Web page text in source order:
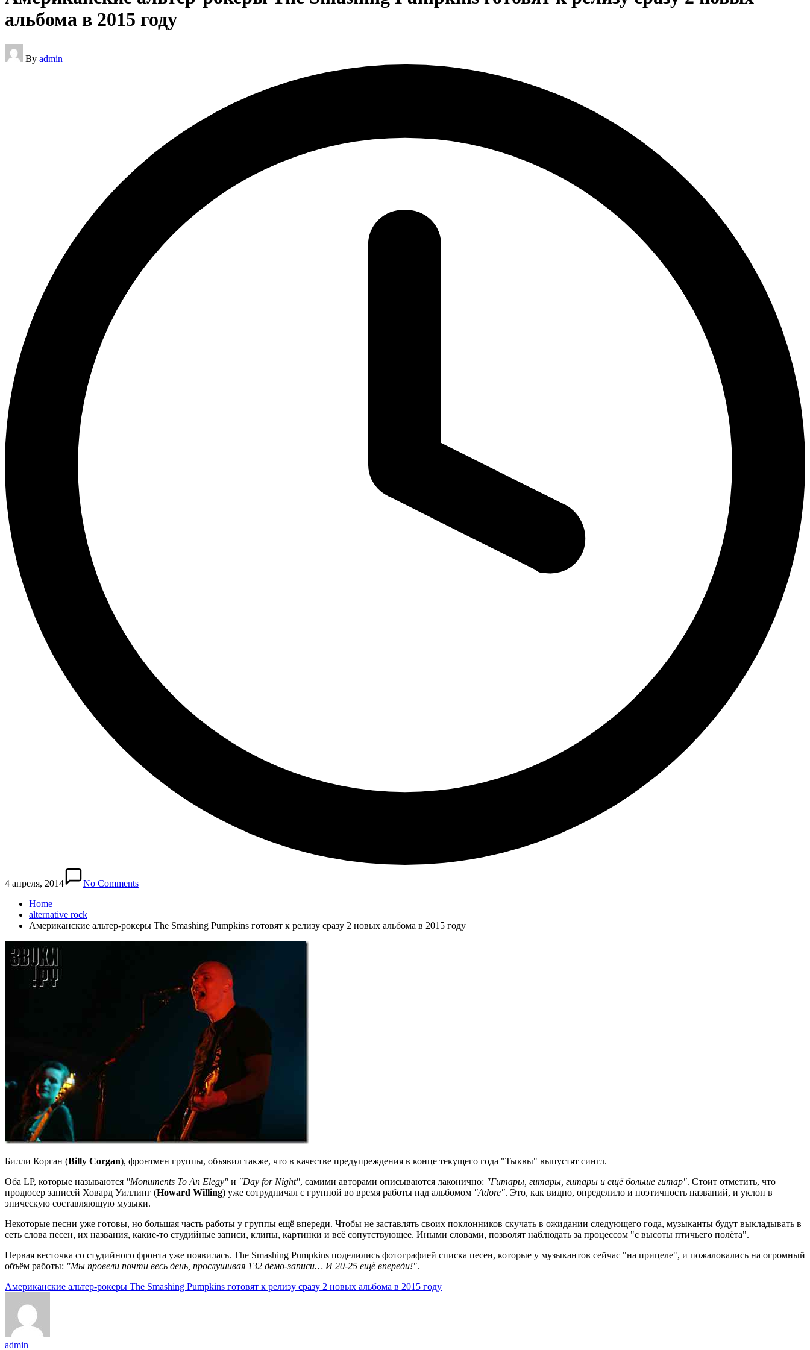
альбома в 2015 году
Posted
by
By admin
4 апреля, 2014
No Comments
Home
alternative rock
Американские альтер-рокеры The Smashing Pumpkins готовят к релизу сразу 2 новых альбома в 2015 году
Билли Корган (Billy Corgan), фронтмен группы, объявил также, что в качестве предупреждения в конце текущего года "Тыквы" выпустят сингл.
Оба LP, которые называются "Monuments To An Elegy" и "Day for Night", самими авторами описываются лаконично: "Гитары, гитары, гитары и ещё больше гитар". Стоит отметить, что
продюсер записей Ховард Уиллинг (Howard Willing) уже сотрудничал с группой во время работы над альбомом "Adore". Это, как видно, определило и поэтичность названий, и уклон в
эпическую составляющую музыки.
Некоторые песни уже готовы, но большая часть работы у группы ещё впереди. Чтобы не заставлять своих поклонников скучать в ожидании следующего года, музыканты будут выкладывать в
сеть слова песен, их названия, какие-то студийные записи, клипы, картинки и всё сопутствующее. Иными словами, позволят наблюдать за процессом "с высоты птичьего полёта".
Первая весточка со студийного фронта уже появилась. The Smashing Pumpkins поделились фотографией списка песен, которые у музыкантов сейчас "на прицеле", и пожаловались на огромный
объём работы: "Мы провели почти весь день, прослушивая 132 демо-записи… И 20-25 ещё впереди!".
Tags:
Американские альтер-рокеры The Smashing Pumpkins готовят к релизу сразу 2 новых альбома в 2015 году
admin